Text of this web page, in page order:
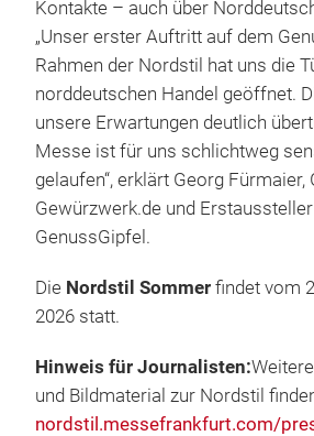
Kontakte – auch über
„Unser erster Auftritt auf dem
Rahmen der Nordstil hat uns die
norddeutschen Handel geöffnet.
unsere Erwartungen deutlich
Messe ist für uns schlichtweg
gelaufen“, erklärt Georg Fürmaier,
Gewürzwerk.de und
GenussGipfel.
Die Nordstil Sommer findet vom
2026 statt.
Hinweis für Journalisten:
und Bildmaterial zur Nordstil
nordstil.messefrankfurt.com/